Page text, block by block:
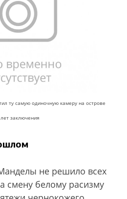
ту самую одиночную камеру на острове
заключения
не решило всех
смену белому расизму